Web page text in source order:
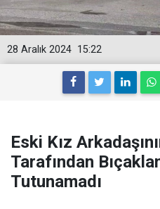
15:22
28 Aralık 2024
Eski Kız
Tarafından
Tutunamadı